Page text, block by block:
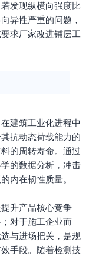
发现纵横向强度比
异性严重的问题，
求厂家改进铺层工
建筑工业化进程中
抗动态荷载能力的
的周转寿命。通过
的数据分析，冲击
内在韧性质量。
升产品核心竞争
对于施工企业而
与进场把关，是规
手段。随着检测技